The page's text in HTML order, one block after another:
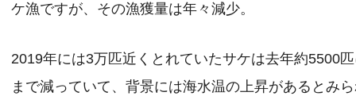
ケ漁ですが、その漁獲量は年々減少。
2019年には3万匹近くとれていたサケは去年約5500
まで減っていて、背景には海水温の上昇があるとみ